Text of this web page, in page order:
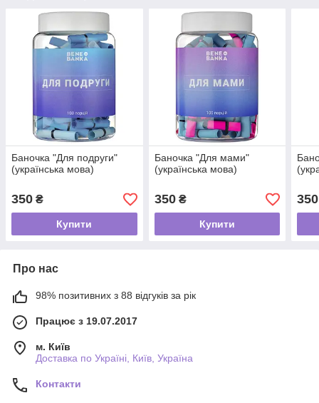
Баночка "Для подруги"
(українська мова)
350 ₴
Купити
Баночка "Для мами"
(українська мова)
350₴
Купити
350
Про нас
98% позитивних з 88 відгуків за рік
Працює з 19.07.2017
м. Київ
Доставка по Україні, Київ, Україна
Контакти